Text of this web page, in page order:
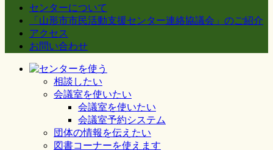
センターについて
「山形市市民活動支援センター連絡協議会」のご紹介
アクセス
お問い合わせ
相談したい
会議室を使いたい
会議室を使いたい
会議室予約システム
団体の情報を伝えたい
図書コーナーを使えます